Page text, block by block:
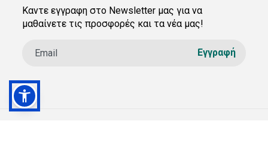
Καντε εγγραφη στο Newsletter μας για να
μαθαίνετε τις προσφορές και τα νέα μας!